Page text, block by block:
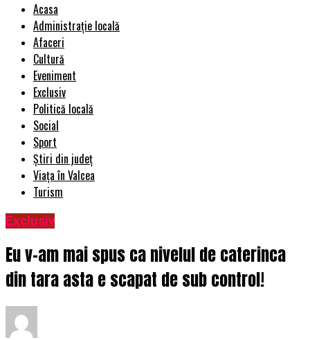
Acasa
Administrație locală
Afaceri
Cultură
Eveniment
Exclusiv
Politică locală
Social
Sport
Știri din județ
Viața în Valcea
Turism
Exclusiv
Eu v-am mai spus ca nivelul de caterinca
din tara asta e scapat de sub control!